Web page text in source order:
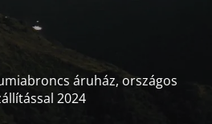
áruház, országos
2024